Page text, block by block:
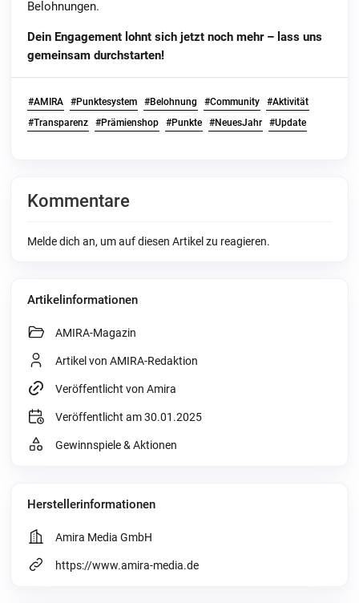
Belohnungen.
Dein Engagement lohnt sich jetzt noch mehr – lass uns
gemeinsam durchstarten!
#AMIRA #Punktesystem #Belohnung #Community
#Aktivität
#Transparenz
#Prämienshop #Punkte #NeuesJahr #Update
Kommentare
Melde dich an, um auf diesen Artikel zu reagieren.
Artikelinformationen
AMIRA-Magazin
Artikel von AMIRA-Redaktion
Veröffentlicht von Amira
Veröffentlicht am 30.01.2025
Gewinnspiele & Aktionen
Herstellerinformationen
Amira Media GmbH
https://www.amira-media.de